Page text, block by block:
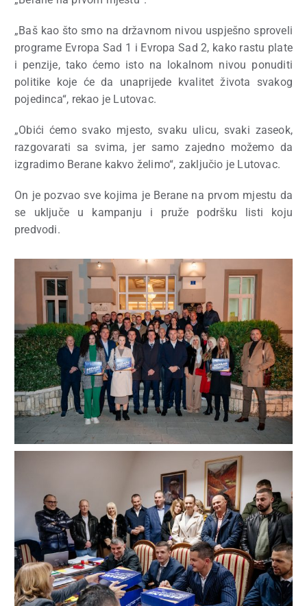
„Baš kao što smo na državnom nivou uspješno sproveli
programe Evropa Sad 1 i Evropa Sad 2, kako rastu plate
i penzije, tako ćemo isto na lokalnom nivou ponuditi
politike koje će da unaprijede kvalitet života svakog
pojedinca“, rekao je Lutovac.
„Obići ćemo svako mjesto, svaku ulicu, svaki zaseok,
razgovarati sa svima, jer samo zajedno možemo da
izgradimo Berane kakvo želimo“, zaključio je Lutovac.
On je pozvao sve kojima je Berane na prvom mjestu da
se uključe u kampanju i pruže podršku listi koju
predvodi.